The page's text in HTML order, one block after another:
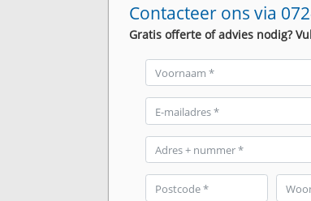
Contacteer ons via
Gratis offerte of advies nodig?